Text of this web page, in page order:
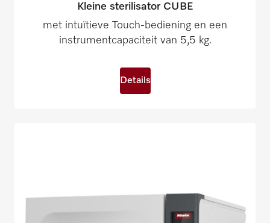
Kleine sterilisator CUBE
met intuïtieve Touch-bediening en een
instrumentcapaciteit van 5,5 kg.
Details